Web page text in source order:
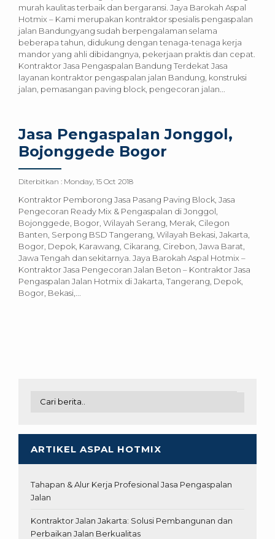
murah kaulitas terbaik dan bergaransi. Jaya Barokah Aspal
Hotmix – Kami merupakan kontraktor spesialis pengaspalan
jalan Bandungyang sudah berpengalaman selama
beberapa tahun, didukung dengan tenaga-tenaga kerja
mandor yang ahli dibidangnya, pekerjaan praktis dan cepat.
Kontraktor Jasa Pengaspalan Bandung Terdekat Jasa
layanan kontraktor pengaspalan jalan Bandung, konstruksi
jalan, pemasangan paving block, pengecoran jalan...
Jasa Pengaspalan Jonggol,
Bojonggede Bogor
Diterbitkan : Monday, 15 Oct 2018
Kontraktor Pemborong Jasa Pasang Paving Block, Jasa
Pengecoran Ready Mix & Pengaspalan di Jonggol,
Bojonggede, Bogor, Wilayah Serang, Merak, Cilegon
Banten, Serpong BSD Tangerang, Wilayah Bekasi, Jakarta,
Bogor, Depok, Karawang, Cikarang, Cirebon, Jawa Barat,
Jawa Tengah dan sekitarnya. Jaya Barokah Aspal Hotmix –
Kontraktor Jasa Pengecoran Jalan Beton – Kontraktor Jasa
Pengaspalan Jalan Hotmix di Jakarta, Tangerang, Depok,
Bogor, Bekasi,...
ARTIKEL ASPAL HOTMIX
Tahapan & Alur Kerja Profesional Jasa Pengaspalan
Jalan
Kontraktor Jalan Jakarta: Solusi Pembangunan dan
Perbaikan Jalan Berkualitas